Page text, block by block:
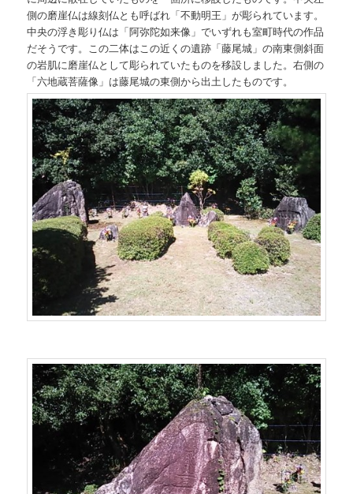
側の磨崖仏は線刻仏とも呼ばれ「不動明王」が彫られています。
中央の浮き彫り仏は「阿弥陀如来像」でいずれも室町時代の作品
だそうです。この二体はこの近くの遺跡「藤尾城」の南東側斜面
の岩肌に磨崖仏として彫られていたものを移設しました。右側の
「六地蔵菩薩像」は藤尾城の東側から出土したものです。